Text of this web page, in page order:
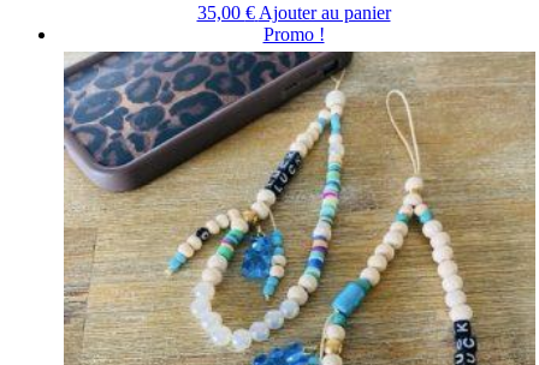
35,00 € Ajouter au panier
Promo !